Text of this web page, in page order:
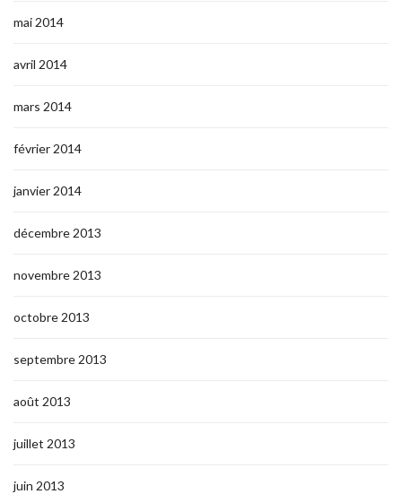
mai 2014
avril 2014
mars 2014
février 2014
janvier 2014
décembre 2013
novembre 2013
octobre 2013
septembre 2013
août 2013
juillet 2013
juin 2013